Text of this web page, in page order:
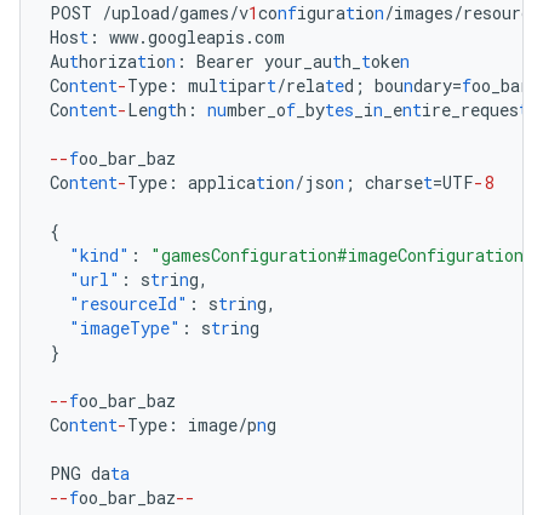
POST /upload/games/v1configuration/images/
Host : www.googleapis.com
Authorization : Bearer your_auth_ token
Content-Type : multipart/related; boundary=f
Content-Length : number_of _bytes _in _entire_request
--foo_bar_baz
Content-Type : application/json ; charset=UTF-8
{
"kind" : "gamesConfiguration#imageConfiguration"
"url" : string,
"resourceId" : string,
"imageType" : string
}
--foo_bar_baz
Content-Type : image/png
PNG data
--foo_bar_baz--